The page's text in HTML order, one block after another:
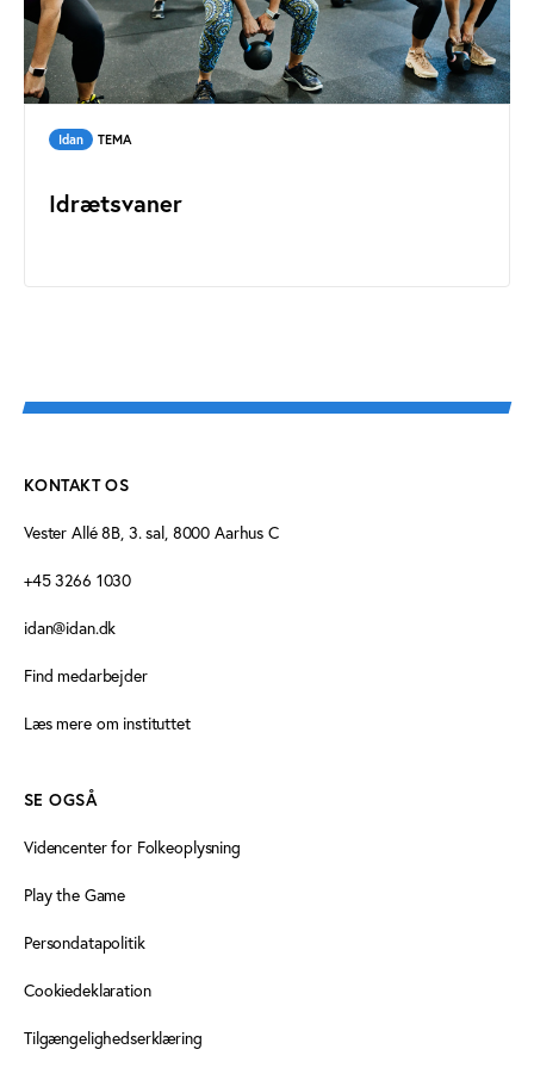
Idan TEMA
Idrætsvaner
KONTAKT OS
Vester Allé 8B, 3. sal, 8000 Aarhus C
+45 3266 1030
idan@idan.dk
Find medarbejder
Læs mere om instituttet
SE OGSÅ
Videncenter for Folkeoplysning
Play the Game
Persondatapolitik
Cookiedeklaration
Tilgængelighedserklæring